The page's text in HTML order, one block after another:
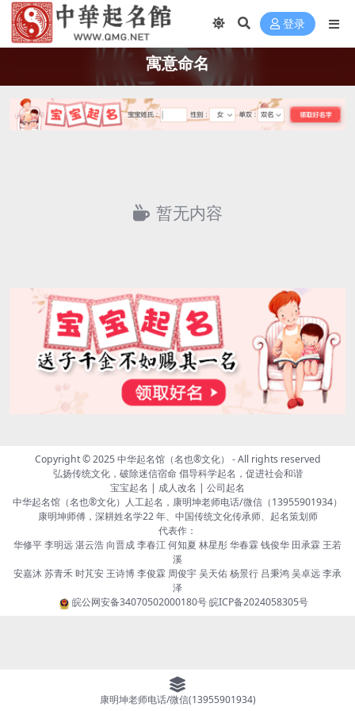
登录
寓意命名
暂无内容
Copyright © 2025中华起名馆（名也®文化） - All rights reserved
弘扬传统文化，破除迷信宿命 倡导科学起名，促进社会和谐
宝宝起名 | 成人改名 | 公司起名
中华起名馆（名也®文化）人工起名，康明坤老师电话/微信（13955901934）
康明坤师傅，深耕姓名学22 年、中国传统文化传承师、起名策划师
代表作：
华修平 李明远 湛云浩 向晋成 李春江 何知夏 林星彤 华春霖 钱俊华 田承霖 王若
溪
安嘉沐 苏青禾 时芃安 王诗博 李俊霖 周俊宇 吴天佑 杨景行 吕秉鸿 吴卓远 李承
泽
皖公网安备34070502000180号皖ICP备2024058305号
康明坤老师电话/微信(13955901934)